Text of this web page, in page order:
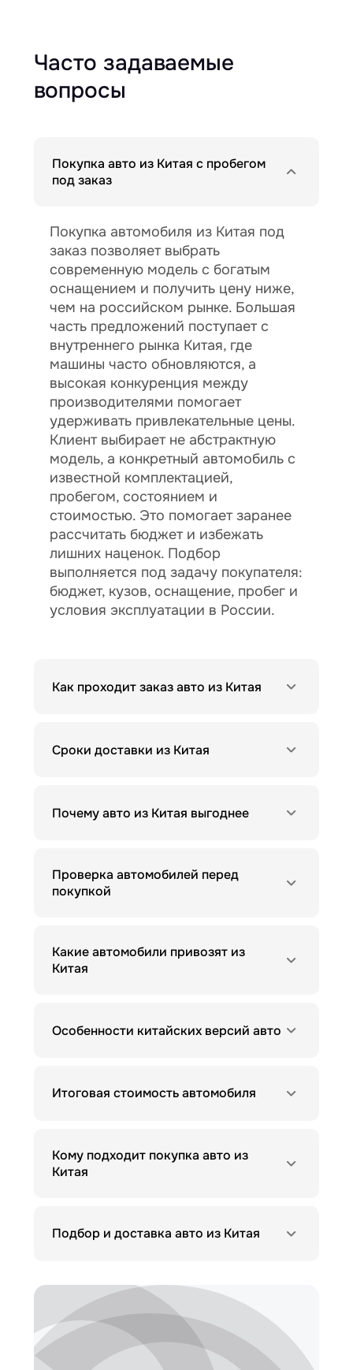
Часто задаваемые
вопросы
Покупка авто из Китая с пробегом
под заказ
Покупка автомобиля из Китая под
заказ позволяет выбрать
современную модель с богатым
оснащением и получить цену ниже,
чем на российском рынке. Большая
часть предложений поступает с
внутреннего рынка Китая, где
машины часто обновляются, а
высокая конкуренция между
производителями помогает
удерживать привлекательные цены.
Клиент выбирает не абстрактную
модель, а конкретный автомобиль с
известной комплектацией,
пробегом, состоянием и
стоимостью. Это помогает заранее
рассчитать бюджет и избежать
лишних наценок. Подбор
выполняется под задачу покупателя:
бюджет, кузов, оснащение, пробег и
условия эксплуатации в России.
Как проходит заказ авто из Китая
Сроки доставки из Китая
Почему авто из Китая выгоднее
Проверка автомобилей перед
покупкой
Какие автомобили привозят из
Китая
Особенности китайских версий авто
Итоговая стоимость автомобиля
Кому подходит покупка авто из
Китая
Подбор и доставка авто из Китая